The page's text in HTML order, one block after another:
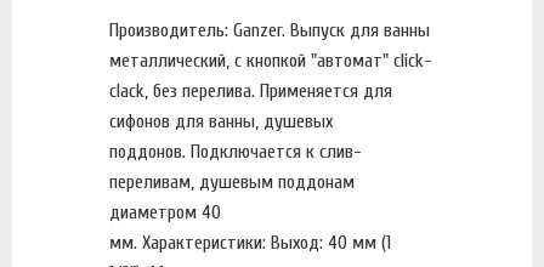
Производитель: Ganzer. Выпуск для ванны
металлический, с кнопкой "автомат" click-
clack, без перелива. Применяется для
сифонов для ванны, душевых
поддонов. Подключается к слив-
переливам, душевым поддонам
диаметром 40
мм. Характеристики: Выход: 40 мм (1